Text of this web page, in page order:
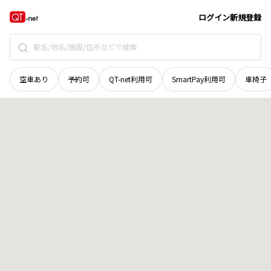
ログイン新規登録
空車あり 予約可 QT-net利用可 SmartPay利用可 車椅子
宮城県